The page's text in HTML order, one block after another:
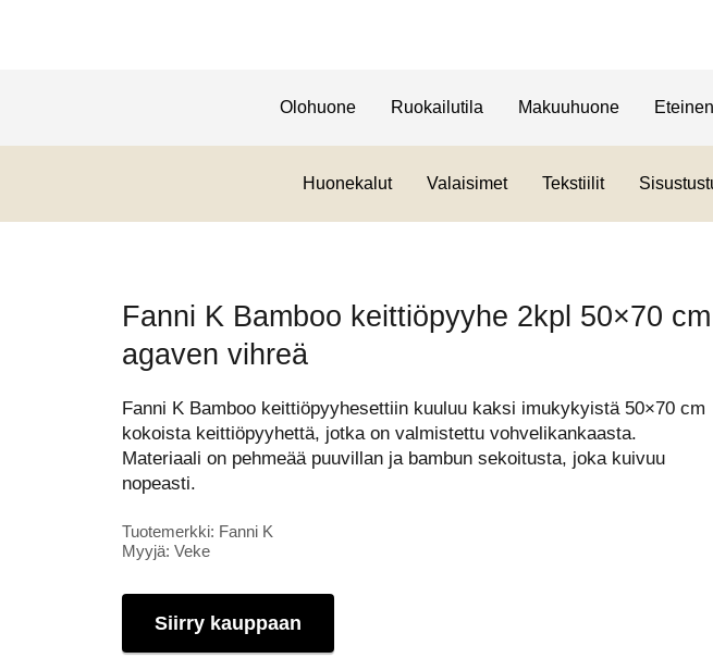
Olohuone Ruokailutila Makuuhuone Eteinen
Huonekalut Valaisimet Tekstiilit
Fanni K Bamboo keittiöpyyhe 2kpl 50×70 cm
agaven vihreä
Fanni K Bamboo keittiöpyyhesettiin kuuluu kaksi imukykyistä 50×70 cm
kokoista keittiöpyyhettä, jotka on valmistettu vohvelikankaasta.
Materiaali on pehmeää puuvillan ja bambun sekoitusta, joka kuivuu
nopeasti.
Tuotemerkki: Fanni K
Myyjä: Veke
Siirry kauppaan